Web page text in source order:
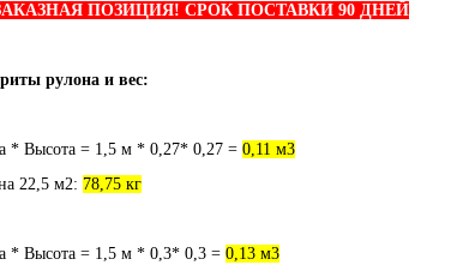
ПОЗИЦИЯ! СРОК ПОСТАВКИ 90 ДНЕЙ
рулона и вес:
Высота = 1,5 м * 0,27* 0,27 = 0,11 м3
22,5 м2: 78,75 кг
Высота = 1,5 м * 0,3* 0,3 = 0,13 м3